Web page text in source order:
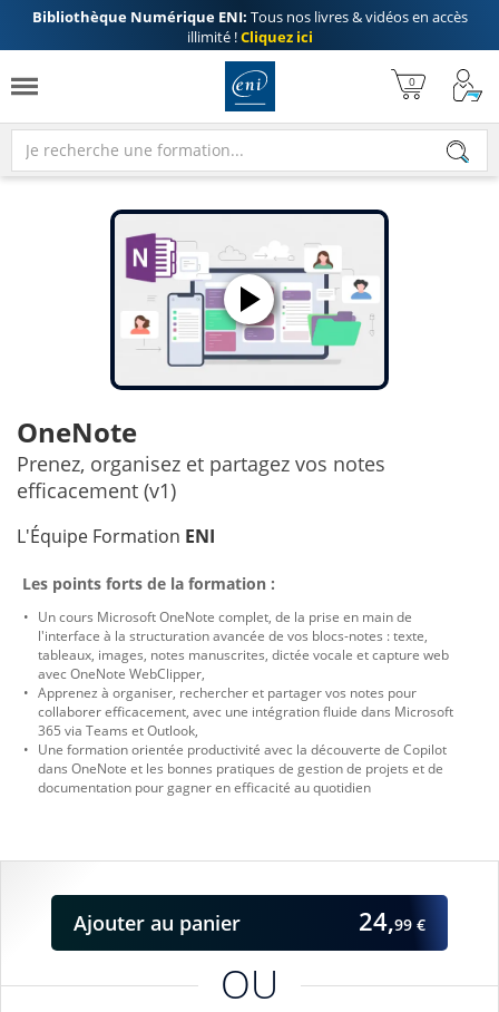
Bibliothèque Numérique ENI: Tous nos livres & vidéos en accès
illimité !Cliquez ici
OneNote
Prenez, organisez et partagez vos notes
efficacement (v1)
L'Équipe Formation ENI
OU
Ajouter au panier 24,99 €
Les points forts de la formation :
Un cours Microsoft OneNote complet, de la prise en main de
l'interface à la structuration avancée de vos blocs-notes : texte,
tableaux, images, notes manuscrites, dictée vocale et capture web
avec OneNote WebClipper,
Apprenez à organiser, rechercher et partager vos notes pour
collaborer efficacement, avec une intégration fluide dans Microsoft
365 via Teams et Outlook,
Une formation orientée productivité avec la découverte de Copilot
dans OneNote et les bonnes pratiques de gestion de projets et de
documentation pour gagner en efficacité au quotidien